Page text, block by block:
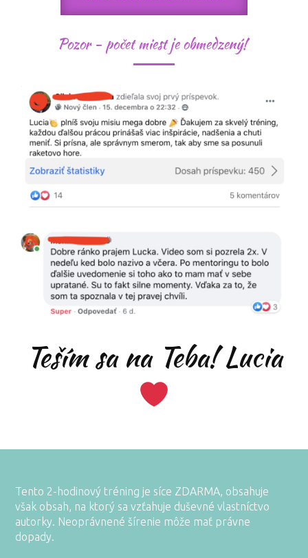
Pozor - počet miest je obmedzený!
Teším sa na Teba! Lucia
Tento 2-hodinový tréning je síce ZDARMA, obsahuje
však obsah, na ktorý sa vzťahuje duševné vlastníctvo
autorky. Neoprávnené šírenie môže mať právne
dopady.